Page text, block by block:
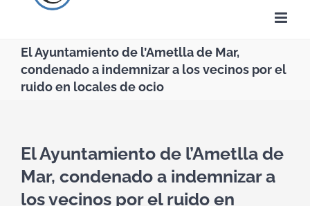
El Ayuntamiento de l’Ametlla de Mar,
condenado a indemnizar a los vecinos por el
ruido en locales de ocio
El Ayuntamiento de l’Ametlla de
Mar, condenado a indemnizar a
los vecinos por el ruido en